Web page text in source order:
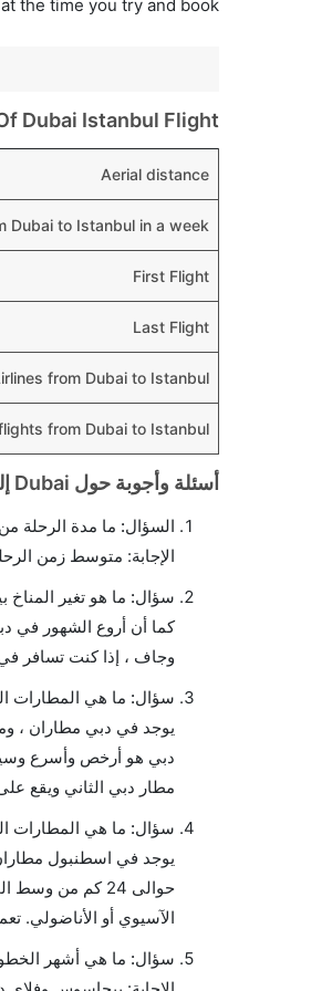
the time you try and book.
Dubai Istanbul Flight
Aerial distance
Dubai to Istanbul in a week
First Flight
Last Flight
from Dubai to Istanbul
from Dubai to Istanbul
أسئلة وأجوبة حول Dubai إلى Istanbul الرحلات الجوية
السؤال: ما مدة الرحلة
الإجابة: متوسط زمن الرحلة من
سؤال: ما هو تغير المناخ
كما أن أروع الشهور في
وجاف ، إذا كنت تسافر في
سؤال: ما هي المطارات
دبي هو أرخص وأسرع
مطار دبي الثاني ويقع على بعد 37 كم من وسط
سؤال: ما هي المطارات
يوجد في اسطنبول مطاران
حوالى 24 كم من
الآسيوي أو الأناضولي. تعمل
سؤال: ما هي أشهر